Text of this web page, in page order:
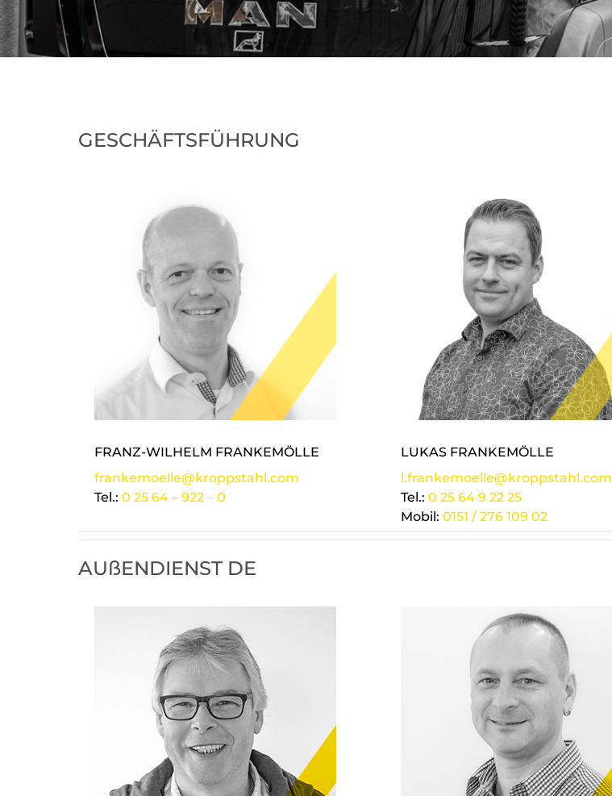
GESCHÄFTSFÜHRUNG
FRANZ-WILHELM FRANKEMÖLLE
frankemoelle@kroppstahl.com
Tel.: 0 25 64 – 922 – 0
LUKAS FRANKEMÖLLE
l.frankemoelle@kroppstahl.com
Tel.: 0 25 64 9 22 25
Mobil: 0151 / 276 109 02
AUßENDIENST DE